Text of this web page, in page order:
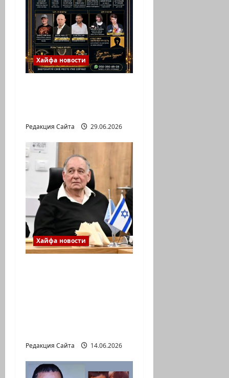
Хайфа новости
Редакция Сайта 29.06.2026
Хайфа новости
Редакция Сайта 14.06.2026